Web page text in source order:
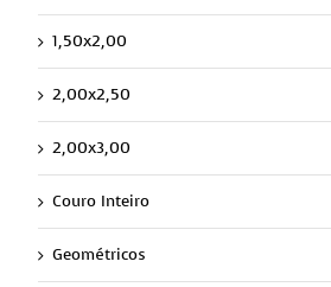
1,50x2,00
2,00x2,50
2,00x3,00
Couro Inteiro
Geométricos